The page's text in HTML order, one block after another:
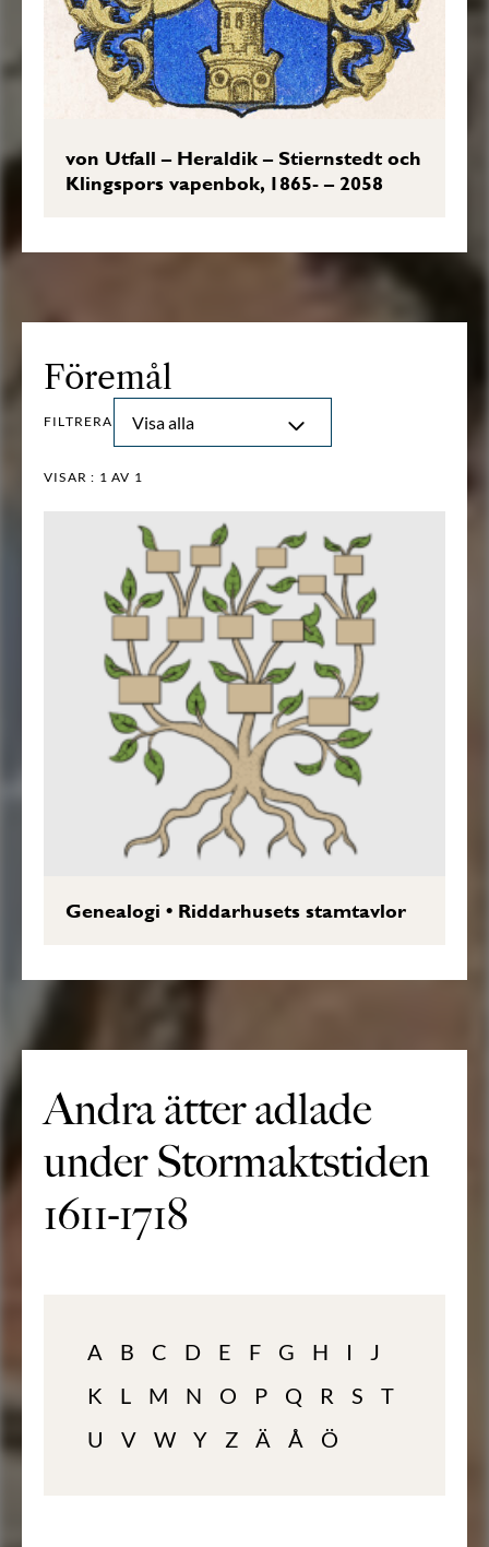
von Utfall – Heraldik – Stiernstedt och
Klingspors vapenbok, 1865- – 2058
Föremål
FILTRERA Visa alla
VISAR : 1 AV 1
Genealogi • Riddarhusets stamtavlor
Andra ätter adlade
under Stormaktstiden
1611-1718
A B C D E F G H I
J
K
L M N O P Q R S
T
U
V W Y Z Ä Å Ö